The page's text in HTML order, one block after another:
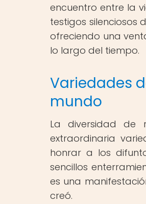
encuentro entre la
testigos silenciosos
ofreciendo una
lo largo del tiempo.
Variedades
mundo
La diversidad de
extraordinaria
honrar a los
sencillos
es una
creó.